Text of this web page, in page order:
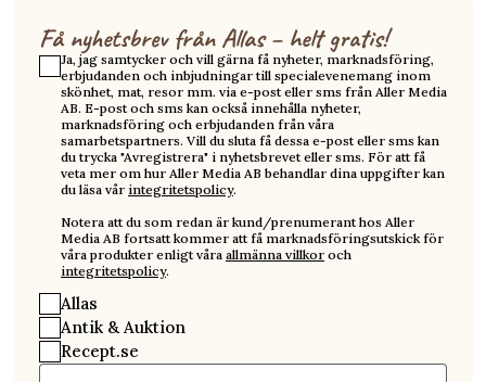
Få nyhetsbrev från Allas – helt gratis!
Ja, jag samtycker och vill gärna få nyheter, marknadsföring,
erbjudanden och inbjudningar till specialevenemang inom
skönhet, mat, resor mm. via e-post eller sms från Aller Media
AB. E-post och sms kan också innehålla nyheter,
marknadsföring och erbjudanden från våra
samarbetspartners. Vill du sluta få dessa e-post eller sms kan
du trycka "Avregistrera" i nyhetsbrevet eller sms. För att få
veta mer om hur Aller Media AB behandlar dina uppgifter kan
du läsa vår integritetspolicy.
Notera att du som redan är kund/prenumerant hos Aller
Media AB fortsatt kommer att få marknadsföringsutskick för
våra produkter enligt våra allmänna villkor och
integritetspolicy.
Allas
Antik & Auktion
Recept.se